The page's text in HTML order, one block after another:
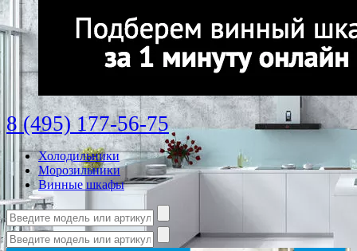
8 (495) 177-56-75
Холодильники
Морозильники
Винные шкафы